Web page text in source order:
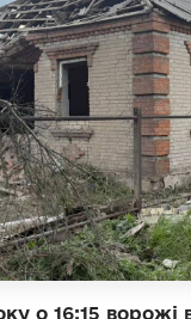
о 16:15 ворожі